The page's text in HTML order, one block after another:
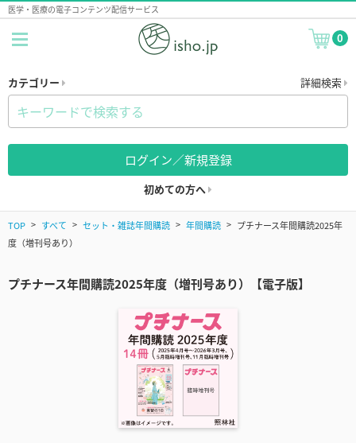
医学・医療の電子コンテンツ配信サービス
0
カテゴリー 詳細検索
ログイン／新規登録
初めての方へ
TOP すべて セット・雑誌年間購読 年間購読
プチナース年間購読2025年
度（増刊号あり）
プチナース年間購読2025年度（増刊号あり）【電子版】